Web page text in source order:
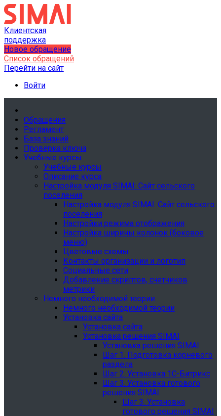
Клиентская
поддержка
Новое обращение
Список обращений
Перейти на сайт
Войти
Обращения
Регламент
База знаний
Проверка ключа
Учебные курсы
Учебные курсы
Описание курса
Настройка модуля SIMAI: Сайт сельского
поселения
Настройка модуля SIMAI: Сайт сельского
поселения
Настройки режима отображения
Настройка ширины колонок (боковое
меню)
Цветовые схемы
Контакты организации и логотип
Социальные сети
Добавление скриптов, счетчиков
метрики
Немного необходимой теории
Немного необходимой теории
Установка сайта
Установка сайта
Установка решения SIMAI
Установка решения SIMAI
Шаг 1. Подготовка корневого
раздела
Шаг 2. Установка 1С-Битрикс
Шаг 3. Установка готового
решения SIMAI
Шаг 3. Установка
готового решения SIMAI